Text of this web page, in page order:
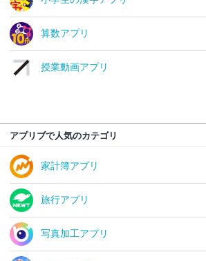
算数アプリ
授業動画アプリ
アプリブで人気のカテゴリ
家計簿アプリ
旅行アプリ
写真加工アプリ